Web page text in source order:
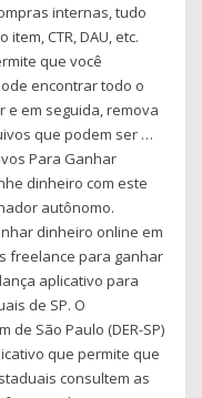
internas, tudo
CTR, DAU, etc.
que você
encontrar todo o
e em seguida, remova
que podem ser …
Para Ganhar
dinheiro com este
autônomo.
dinheiro online em
freelance para ganhar
aplicativo para
de SP. O
de São Paulo (DER-SP)
que permite que
consultem as